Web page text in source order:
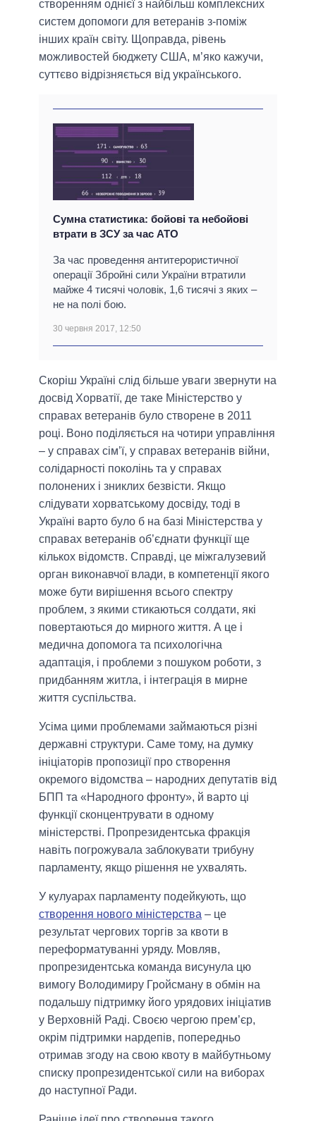
створенням однієї з найбільш комплексних
систем допомоги для ветеранів з-поміж
інших країн світу. Щоправда, рівень
можливостей бюджету США, м’яко кажучи,
суттєво відрізняється від українського.
Сумна статистика: бойові та небойові
втрати в ЗСУ за час АТО
За час проведення антитерористичної
операції Збройні сили України втратили
майже 4 тисячі чоловік, 1,6 тисячі з яких –
не на полі бою.
30 червня 2017, 12:50
Скоріш Україні слід більше уваги звернути на
досвід Хорватії, де таке Міністерство у
справах ветеранів було створене в 2011
році. Воно поділяється на чотири управління
– у справах сім’ї, у справах ветеранів війни,
солідарності поколінь та у справах
полонених і зниклих безвісти. Якщо
слідувати хорватському досвіду, тоді в
Україні варто було б на базі Міністерства у
справах ветеранів об’єднати функції ще
кількох відомств. Справді, це міжгалузевий
орган виконавчої влади, в компетенції якого
може бути вирішення всього спектру
проблем, з якими стикаються солдати, які
повертаються до мирного життя. А це і
медична допомога та психологічна
адаптація, і проблеми з пошуком роботи, з
придбанням житла, і інтеграція в мирне
життя суспільства.
Усіма цими проблемами займаються різні
державні структури. Саме тому, на думку
ініціаторів пропозиції про створення
окремого відомства – народних депутатів від
БПП та «Народного фронту», й варто ці
функції сконцентрувати в одному
міністерстві. Пропрезидентська фракція
навіть погрожувала заблокувати трибуну
парламенту, якщо рішення не ухвалять.
У кулуарах парламенту подейкують, що
створення нового міністерства – це
результат чергових торгів за квоти в
переформатуванні уряду. Мовляв,
пропрезидентська команда висунула цю
вимогу Володимиру Гройсману в обмін на
подальшу підтримку його урядових ініціатив
у Верховній Раді. Своєю чергою прем’єр,
окрім підтримки нардепів, попередньо
отримав згоду на свою квоту в майбутньому
списку пропрезидентської сили на виборах
до наступної Ради.